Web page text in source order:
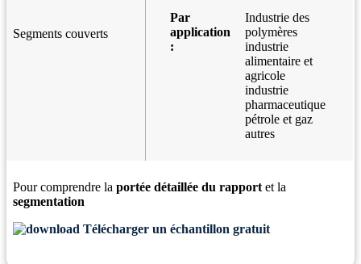
Segments couverts
Par
application
:
Industrie des
polymères
industrie
alimentaire et
agricole
industrie
pharmaceutique
pétrole et gaz
autres
Pour comprendre la portée détaillée du rapport et la
segmentation
Télécharger un échantillon gratuit